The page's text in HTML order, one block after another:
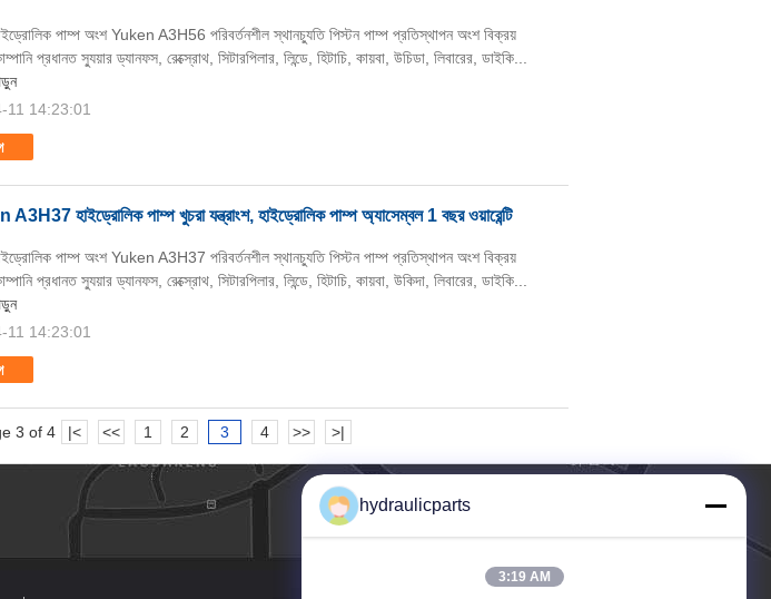
পাম্প অংশ Yuken A3H56 পরিবর্তনশীল স্থানচ্যুতি পিস্টন পাম্প প্রতিস্থাপন অংশ বিক্রয়
প্রধানত স্যুয়ার ড্যানফস, রেক্স্রোথ, সিটারপিলার, লিন্ডে, হিটাচি, কায়বা, উচিডা, লিবারের, ডাইকি...
11 14:23:01
হাইড্রোলিক পাম্প খুচরা যন্ত্রাংশ, হাইড্রোলিক পাম্প অ্যাসেম্বল 1 বছর ওয়ারেন্টি
পাম্প অংশ Yuken A3H37 পরিবর্তনশীল স্থানচ্যুতি পিস্টন পাম্প প্রতিস্থাপন অংশ বিক্রয়
প্রধানত স্যুয়ার ড্যানফস, রেক্স্রোথ, সিটারপিলার, লিন্ডে, হিটাচি, কায়বা, উকিদা, লিবারের, ডাইকি...
11 14:23:01
3 of 4 |< << 1 2 3 4 >> >|
hydraulicparts
3:19 AM